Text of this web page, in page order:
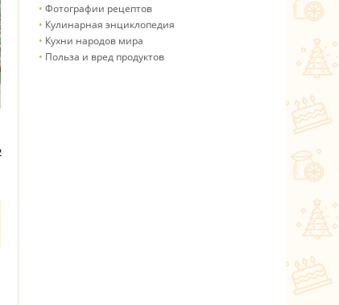
Фотографии рецептов
Кулинарная энциклопедия
Кухни народов мира
Польза и вред продуктов